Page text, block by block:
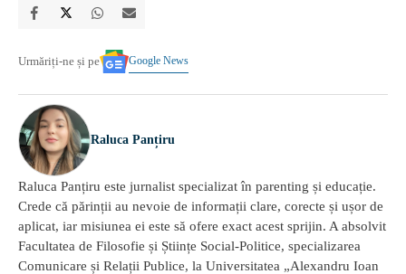
Urmăriți-ne și pe Google News
Raluca Panțiru
Raluca Panțiru este jurnalist specializat în parenting și educație.
Crede că părinții au nevoie de informații clare, corecte și ușor de
aplicat, iar misiunea ei este să ofere exact acest sprijin. A absolvit
Facultatea de Filosofie și Științe Social-Politice, specializarea
Comunicare și Relații Publice, la Universitatea „Alexandru Ioan